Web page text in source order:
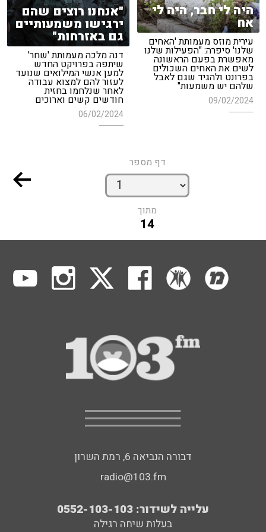
היה לי חבר, היה לי
אח
עירית מוזס מעמותת 'האחים
שלנו' סיפרה: "הפעילות שלנו
מאפשרת בפעם הראשונה
לשים את האחים השכולים
בפרונט ולהגיד שגם לאבל
שלהם יש משמעות"
09/02/2024
"אנחנו רוצים שהם
ירגישו משמעותיים
גם באזרחות"
דנה מלכה מעמותת 'שחר'
שיתפה בפרויקט החדש
למען אנשי המילואים שנועד
לעזור להם למצוא עבודה
לאחר שנלחמו בחזית
חודשים קשים וארוכים
06/02/2024
דף מספר
מתוך
14
דבורה הנביאה 6, רמת השרון
radio@103.fm
עלייה לשידור: 0552-103-103
בעלות שיחה רגילה